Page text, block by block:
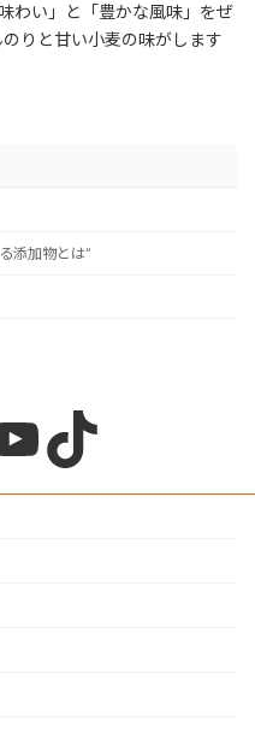
わい」と「豊かな風味」をぜ
りと甘い小麦の味がします
添加物とは”
TikTok